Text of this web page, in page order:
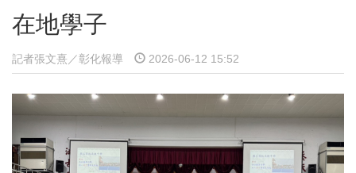
在地學子
記者張文熹／彰化報導 2026-06-12 15:52